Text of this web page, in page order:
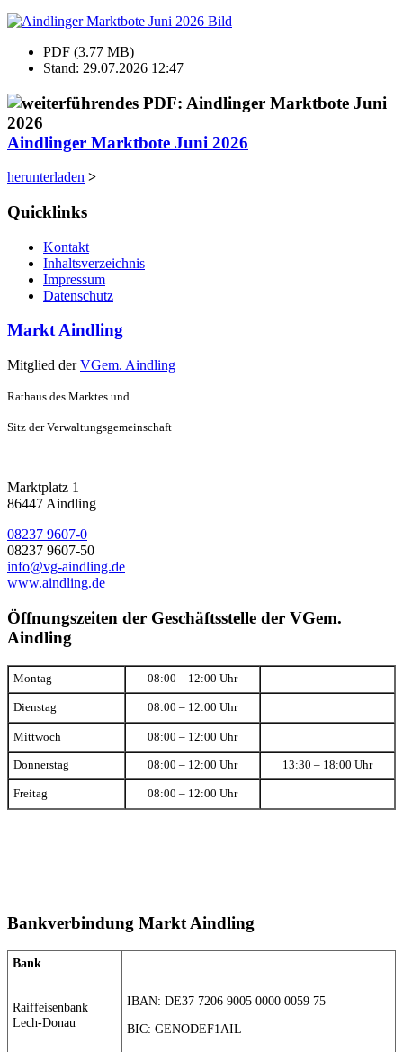
PDF (3.77 MB)
Stand: 29.07.2026 12:47
Aindlinger Marktbote Juni 2026
herunterladen >
Quicklinks
Kontakt
Inhaltsverzeichnis
Impressum
Datenschutz
Markt Aindling
Mitglied derVGem. Aindling
Rathaus des Marktes und
Sitz der Verwaltungsgemeinschaft
Marktplatz 1
86447 Aindling
08237 9607-0
08237 9607-50
info@vg-aindling.de
www.aindling.de
Öffnungszeiten der Geschäftsstelle der VGem.
Aindling
Montag 08:00 – 12:00 Uhr
Dienstag 08:00 – 12:00 Uhr
Mittwoch 08:00 – 12:00 Uhr
Donnerstag 08:00 – 12:00 Uhr 13:30 – 18:00 Uhr
Freitag 08:00 – 12:00 Uhr
Bankverbindung Markt Aindling
Bank
Raiffeisenbank
Lech-Donau
IBAN: DE37 7206 9005 0000 0059 75
BIC: GENODEF1AIL